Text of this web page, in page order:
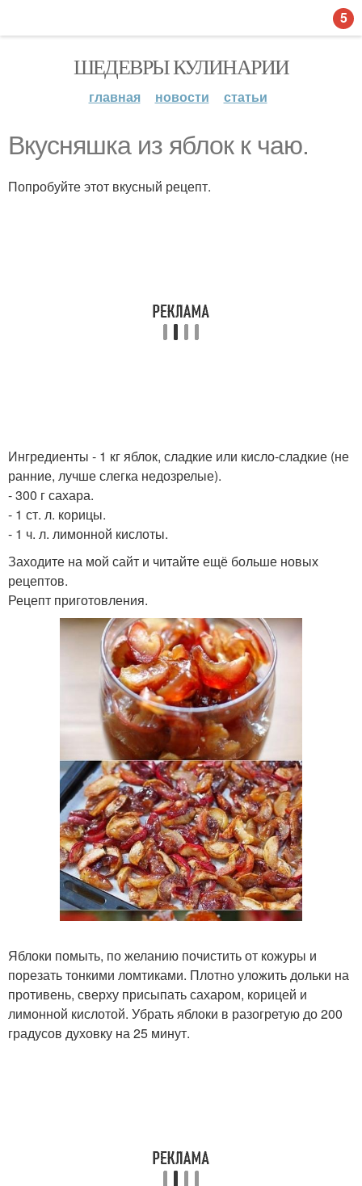
ШЕДЕВРЫ КУЛИНАРИИ
главная новости статьи
Вкусняшка из яблок к чаю.
Попробуйте этот вкусный рецепт.
Ингредиенты - 1 кг яблок, сладкие или кисло-сладкие (не
ранние, лучше слегка недозрелые).
- 300 г сахара.
- 1 ст. л. корицы.
- 1 ч. л. лимонной кислоты.
Заходите на мой сайт и читайте ещё больше новых
рецептов.
Рецепт приготовления.
Яблоки помыть, по желанию почистить от кожуры и
порезать тонкими ломтиками. Плотно уложить дольки на
противень, сверху присыпать сахаром, корицей и
лимонной кислотой. Убрать яблоки в разогретую до 200
градусов духовку на 25 минут.
5